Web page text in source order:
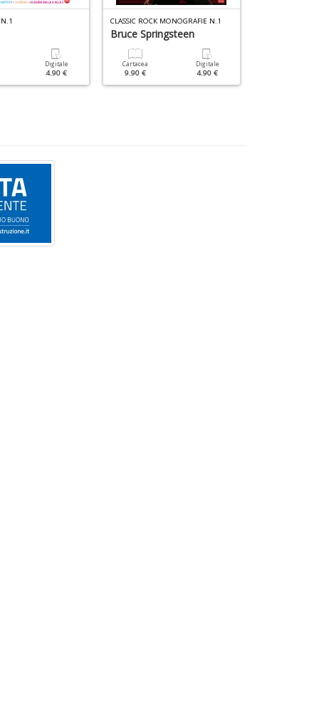
Digitale
4.90 €
CLASSIC ROCK MONOGRAFIE N.1
Bruce Springsteen
Cartacea
9.90 €
Digitale
4.90 €